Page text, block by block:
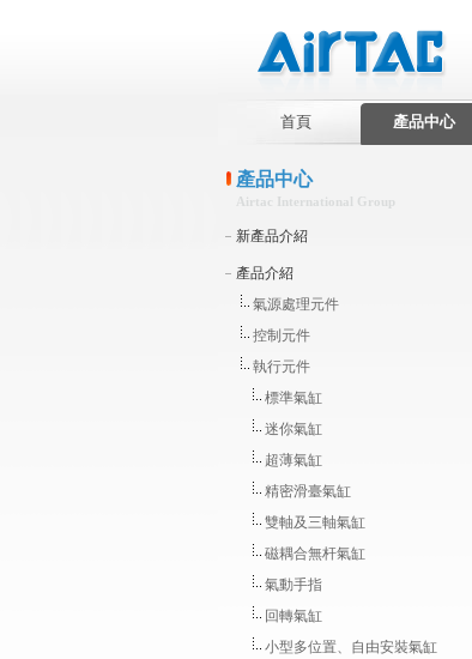
首頁 產品中心
產品中心
Airtac International Group
新產品介紹
產品介紹
氣源處理元件
控制元件
執行元件
標準氣缸
迷你氣缸
超薄氣缸
精密滑臺氣缸
雙軸及三軸氣缸
磁耦合無杆氣缸
氣動手指
回轉氣缸
小型多位置、自由安裝氣缸